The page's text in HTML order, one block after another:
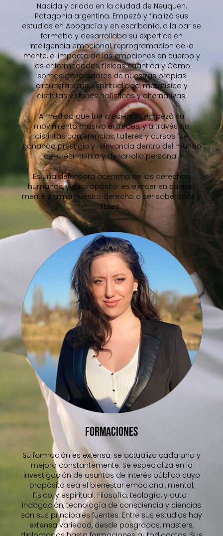
Nacida y criada en la ciudad de Neuquen,
Patagonia argentina. Empezó y finalizó sus
estudios en Abogacía y en escribanía, a la par se
formaba y desarrollaba su expertice en
inteligencia emocional, reprogramacion de la
mente, el impacto de las emociones en cuerpo y
las enfermedades, físicas cuántica y Cómo
somos generadores de nuestras propias
circunstancias. Espiritualidad, metafísica y
distintas visiones holísticas y alternativas.
A medida que fue creciendo, empezó su
movimiento masivo en redes, y a través de
distintas conferencias, talleres y cursos fue
ganando prestigio y relevancia dentro del mundo
del crecimiento y desarrollo personal.
Es una defensora acerrima de los derechos
humanos, y su propósito es ejercer en cuerpo
mente y alma nuestro derecho a ser soberanos y
libres.
FORMACIONES
Su formación es extensa, se actualiza cada año y
mejora constantemente. Se especializa en la
investigación de asuntos de interés público cuyo
propósito sea el bienestar emocional, mental,
físico, y espiritual. Filosofía, teología, y auto-
indagación, tecnología de consciencia y ciencias
son sus principales fuentes. Entre sus estudios hay
extensa variedad, desde posgrados, masters,